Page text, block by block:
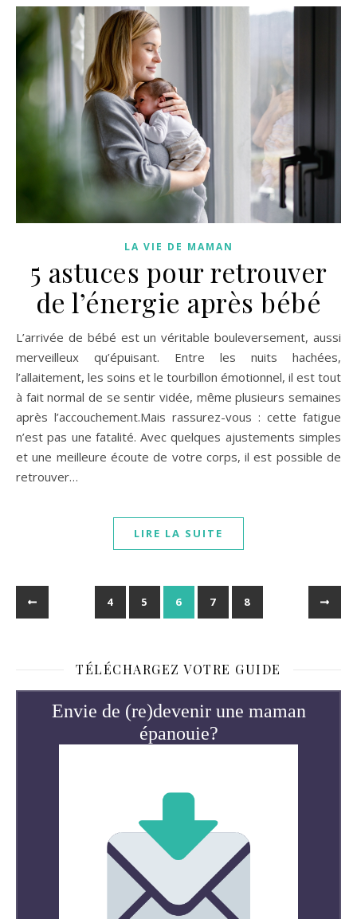
LA VIE DE MAMAN
5 astuces pour retrouver
de l’énergie après bébé
L’arrivée de bébé est un véritable bouleversement, aussi
merveilleux qu’épuisant. Entre les nuits hachées,
l’allaitement, les soins et le tourbillon émotionnel, il est tout
à fait normal de se sentir vidée, même plusieurs semaines
après l’accouchement.Mais rassurez-vous : cette fatigue
n’est pas une fatalité. Avec quelques ajustements simples
et une meilleure écoute de votre corps, il est possible de
retrouver…
LIRE LA SUITE
4 5 6 7 8
TÉLÉCHARGEZ VOTRE GUIDE